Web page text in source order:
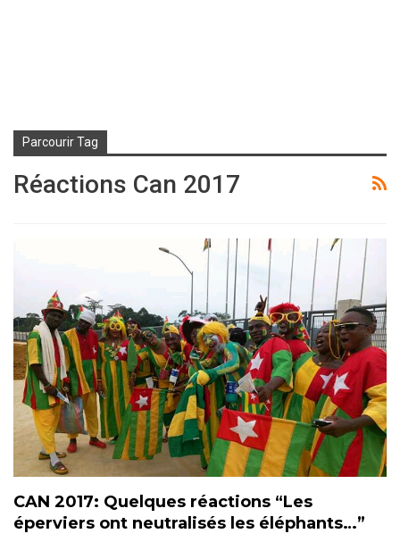
Parcourir Tag
Réactions Can 2017
CAN 2017: Quelques réactions “Les
éperviers ont neutralisés les éléphants…”